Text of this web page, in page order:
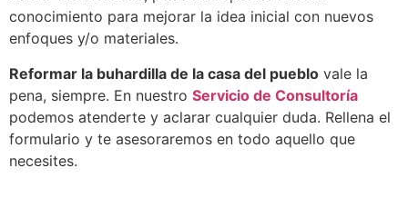
conocimiento para mejorar la idea inicial con nuevos
enfoques y/o materiales.
Reformar la buhardilla de la casa del pueblo vale la
pena, siempre. En nuestro Servicio de Consultoría
podemos atenderte y aclarar cualquier duda. Rellena el
formulario y te asesoraremos en todo aquello que
necesites.